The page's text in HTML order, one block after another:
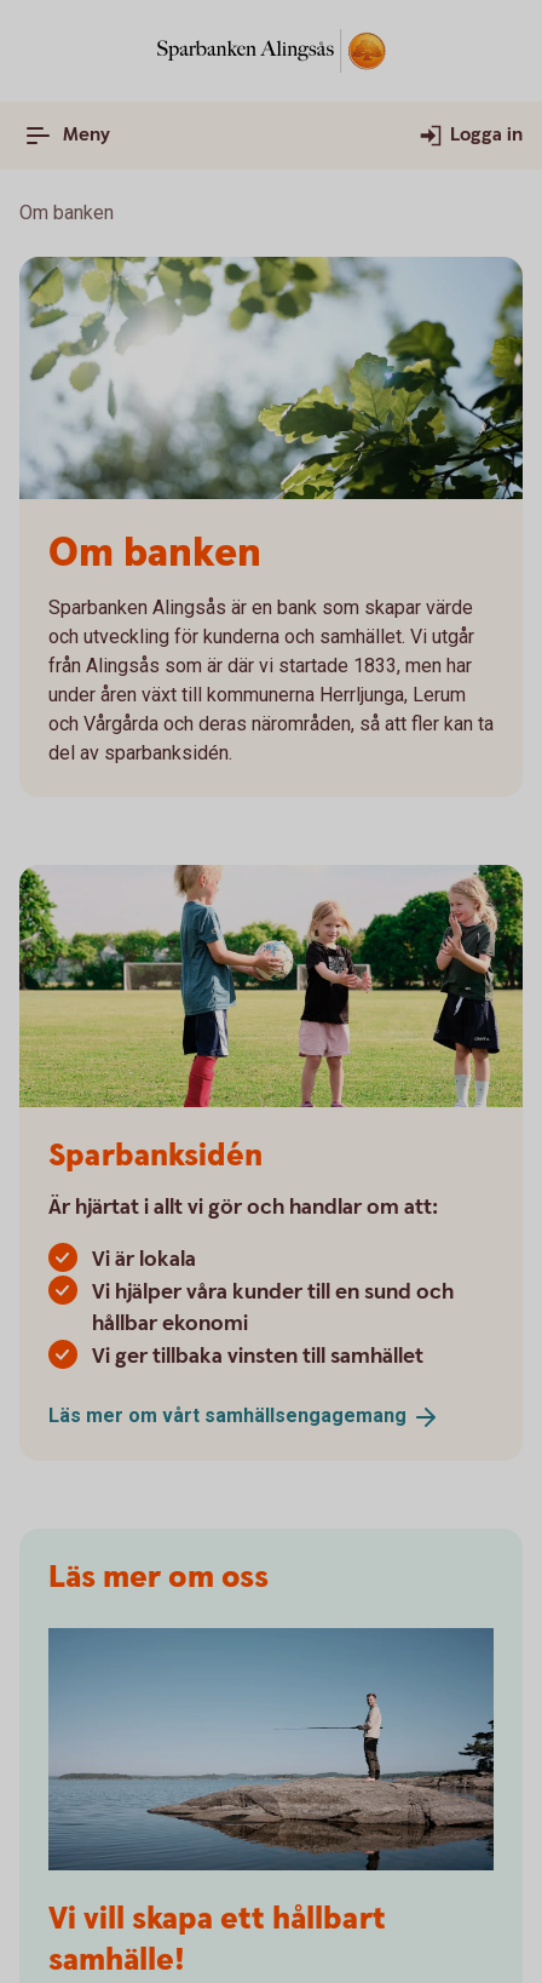
Meny Logga in
Om banken
Om banken
Sparbanken Alingsås är en bank som skapar värde
och utveckling för kunderna och samhället. Vi utgår
från Alingsås som är där vi startade 1833, men har
under åren växt till kommunerna Herrljunga, Lerum
och Vårgårda och deras närområden, så att fler kan ta
del av sparbanksidén.
Sparbanksidén
Är hjärtat i allt vi gör och handlar om att:
Vi är lokala
Vi hjälper våra kunder till en sund och
hållbar ekonomi
Vi ger tillbaka vinsten till samhället
Läs mer om vårt samhällsengagemang
Läs mer om oss
Vi vill skapa ett hållbart
samhälle!